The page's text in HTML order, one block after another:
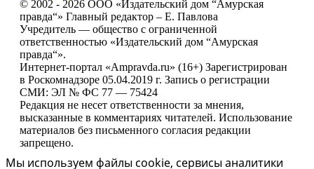
© 2002 - 2026 ООО «Издательский дом “Амурская
правда“» Главный редактор – Е. Павлова
Учредитель — общество с ограниченной
ответственностью «Издательский дом “Амурская
правда“».
Интернет-портал «Ampravda.ru» (16+) Зарегистрирован
в Роскомнадзоре 05.04.2019 г. Запись о регистрации
СМИ: ЭЛ № ФС 77 — 75424
Редакция не несет ответственности за мнения,
высказанные в комментариях читателей. Использование
материалов без письменного согласия редакции
запрещено.
Мы используем файлы cookie, сервисы аналитики